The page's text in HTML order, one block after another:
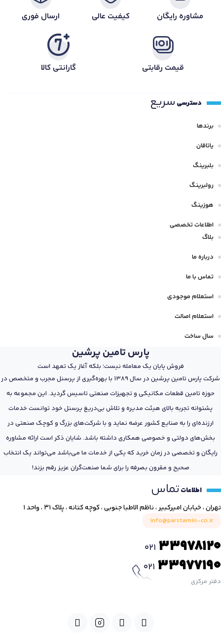
مشاوره رایگان کیفیت عالی ارسال فوری
قیمت رقابتی گارانتی کالا
دسترسی سریع
برندها
یاتاقان
بلبرینگ
رولبرینگ
هوزینگ
اطلاعات تخصصی
بلاگ
درباره ما
تماس با ما
استعلام موجودی
استعلام اصالت
سال ساخت
پارس تامین پرشین
فروش پایان یک معامله نیست؛ بلکه آغاز یک تعهد است
شرکت پارس تامین پرشین در سال 1389 با بهره‌گیری از پرسنل مجرب و متخصص در
حوزه تامین قطعات مکانیکی و تجهیزات صنعتی تاسیس گردید. این مجموعه به
پشتوانه تجربه بالای هیئت مدیره و تلاش بی‌دریغ پرسنل خود توانست خدمات
ارزنده‌ای را به صنایع کشور عرضه نماید و با شرکت‌های بزرگ و کوچک صنعتی در
بخش‌های دولتی و خصوصی همکاری داشته باشد. شایان ذکر است ارائه مشاوره
رایگان و تخصصی در زمان خرید که یکی از خدمات ما می‌باشد می‌تواند یک انتخاب
صحیح و مقرون بصرفه را برای شما صنعت‌گران عزیز رقم بزند!
اطلاعاتتماس
تهران ، خیابان امیرکبیر ، ناظم الاطبا جنوبی ، کوچه کتانه ، پلاک ۳۱ ، واحد ۱
info@parstamin-co.ir
021 33978120
021 33977190
دفتر مرکزی